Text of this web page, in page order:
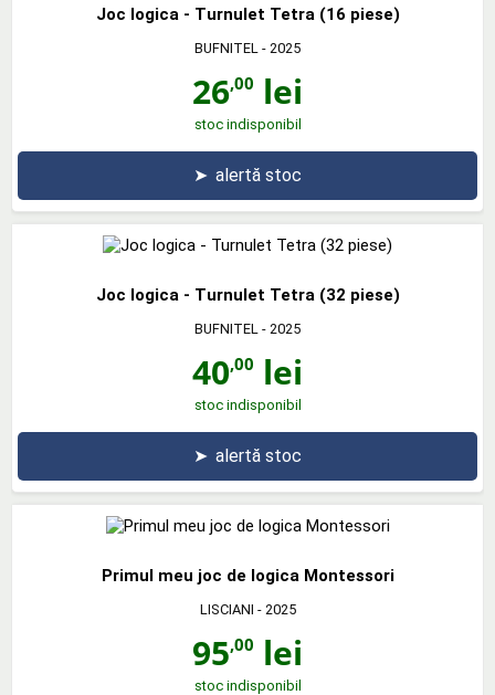
Joc logica - Turnulet Tetra (16 piese)
BUFNITEL - 2025
26,00 lei
stoc indisponibil
➤ alertă stoc
Joc logica - Turnulet Tetra (32 piese)
BUFNITEL - 2025
40,00 lei
stoc indisponibil
➤ alertă stoc
Primul meu joc de logica Montessori
LISCIANI - 2025
95,00 lei
stoc indisponibil